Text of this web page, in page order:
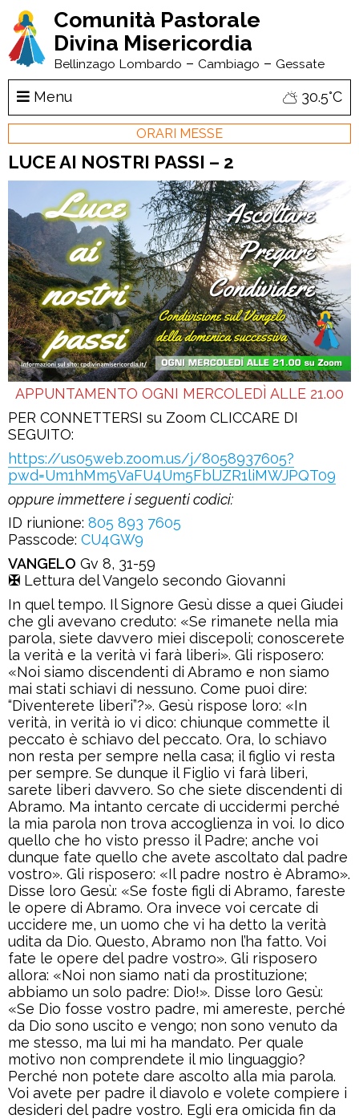
Comunità Pastorale
Divina Misericordia
Bellinzago Lombardo – Cambiago – Gessate
Menu 30.5°C
ORARI MESSE
LUCE AI NOSTRI PASSI – 2
APPUNTAMENTO OGNI MERCOLEDÌ ALLE 21.00
PER CONNETTERSI su Zoom CLICCARE DI
SEGUITO:
https://us05web.zoom.us/j/8058937605?
pwd=Um1hMm5VaFU4Um5FblJZR1liMWJPQT09
oppure immettere i seguenti codici:
ID riunione: 805 893 7605
Passcode: CU4GW9
VANGELO Gv 8, 31-59
✠ Lettura del Vangelo secondo Giovanni
In quel tempo. Il Signore Gesù disse a quei Giudei
che gli avevano creduto: «Se rimanete nella mia
parola, siete davvero miei discepoli; conoscerete
la verità e la verità vi farà liberi». Gli risposero:
«Noi siamo discendenti di Abramo e non siamo
mai stati schiavi di nessuno. Come puoi dire:
“Diventerete liberi”?». Gesù rispose loro: «In
verità, in verità io vi dico: chiunque commette il
peccato è schiavo del peccato. Ora, lo schiavo
non resta per sempre nella casa; il figlio vi resta
per sempre. Se dunque il Figlio vi farà liberi,
sarete liberi davvero. So che siete discendenti di
Abramo. Ma intanto cercate di uccidermi perché
la mia parola non trova accoglienza in voi. Io dico
quello che ho visto presso il Padre; anche voi
dunque fate quello che avete ascoltato dal padre
vostro». Gli risposero: «Il padre nostro è Abramo».
Disse loro Gesù: «Se foste figli di Abramo, fareste
le opere di Abramo. Ora invece voi cercate di
uccidere me, un uomo che vi ha detto la verità
udita da Dio. Questo, Abramo non l’ha fatto. Voi
fate le opere del padre vostro». Gli risposero
allora: «Noi non siamo nati da prostituzione;
abbiamo un solo padre: Dio!». Disse loro Gesù:
«Se Dio fosse vostro padre, mi amereste, perché
da Dio sono uscito e vengo; non sono venuto da
me stesso, ma lui mi ha mandato. Per quale
motivo non comprendete il mio linguaggio?
Perché non potete dare ascolto alla mia parola.
Voi avete per padre il diavolo e volete compiere i
desideri del padre vostro. Egli era omicida fin da